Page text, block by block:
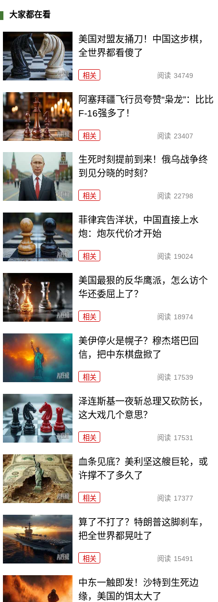
大家都在看
美国对盟友捅刀！中国这步棋，
全世界都看傻了
相关 阅读 34749
阿塞拜疆飞行员夸赞“枭龙”：比比
F-16强多了！
相关 阅读 23407
生死时刻提前到来！俄乌战争终
到见分晓的时刻？
相关 阅读 22798
菲律宾告洋状，中国直接上水
炮：炮灰代价才开始
相关 阅读 19024
美国最狠的反华鹰派，怎么访个
华还委屈上了？
相关 阅读 18974
美伊停火是幌子？穆杰塔巴回
信，把中东棋盘掀了
相关 阅读 17539
泽连斯基一夜斩总理又砍防长，
这大戏几个意思？
相关 阅读 17531
血条见底？美利坚这艘巨轮，或
许撑不了多久了
相关 阅读 17377
算了不打了？特朗普这脚刹车，
把全世界都晃吐了
相关 阅读 15491
中东一触即发！沙特到生死边
缘，美国的饵太大了